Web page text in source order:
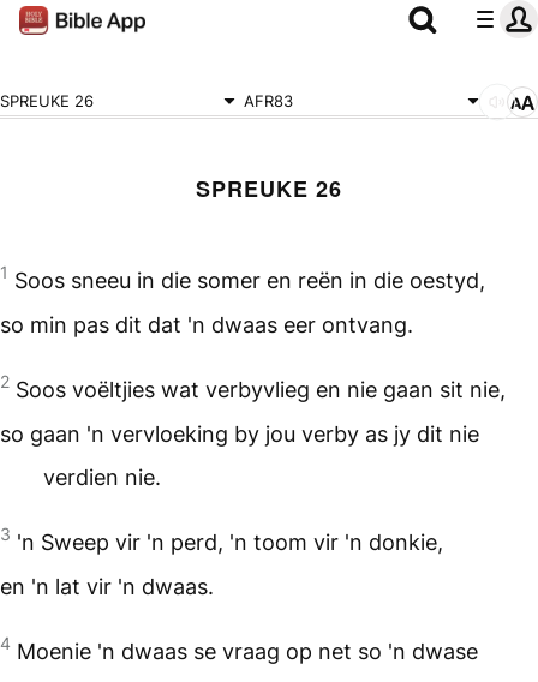
SPREUKE 26 AFR83
SPREUKE 26
1 Soos sneeu in die somer en reën in die oestyd,
so min pas dit dat 'n dwaas eer ontvang.
2 Soos voëltjies wat verbyvlieg en nie gaan sit nie,
so gaan 'n vervloeking by jou verby as jy dit nie
verdien nie.
3 'n Sweep vir 'n perd, 'n toom vir 'n donkie,
en 'n lat vir 'n dwaas.
4 Moenie 'n dwaas se vraag op net so 'n dwase